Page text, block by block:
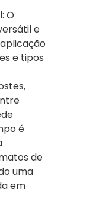
O
e
e tipos
é
de
uma
em